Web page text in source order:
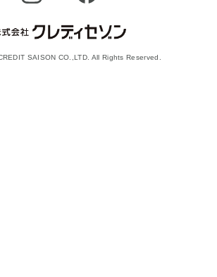
SAISON CO.,LTD. All Rights Reserved.